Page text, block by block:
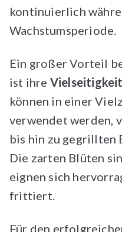
kontinuierlich
Wachstumsperiode.
Ein großer Vorteil
ist ihre
können in einer
verwendet werden,
bis hin zu gegrillten
Die zarten Blüten
eignen sich
frittiert.
Für den